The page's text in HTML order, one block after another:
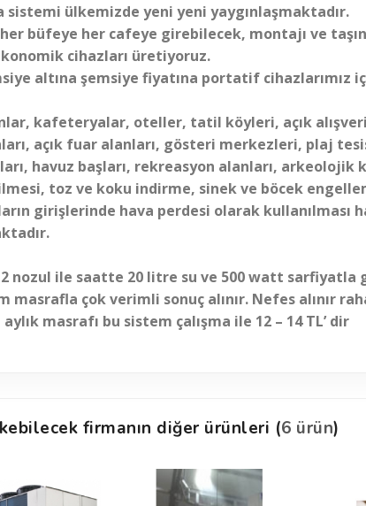
sistemi ülkemizde yeni yeni yaygınlaşmaktadır.
büfeye her cafeye girebilecek, montajı ve
cihazları üretiyoruz.
altına şemsiye fiyatına portatif cihazlarımız
kafeteryalar, oteller, tatil köyleri, açık
açık fuar alanları, gösteri merkezleri, plaj
havuz başları, rekreasyon alanları, arkeolojik
toz ve koku indirme, sinek ve böcek
girişlerinde hava perdesi olarak
nozul ile saatte 20 litre su ve 500 watt sarfiyatla
masrafla çok verimli sonuç alınır. Nefes alınır
masrafı bu sistem çalışma ile 12 – 14 TL’ dir
firmanın diğer ürünleri (6 ürün)